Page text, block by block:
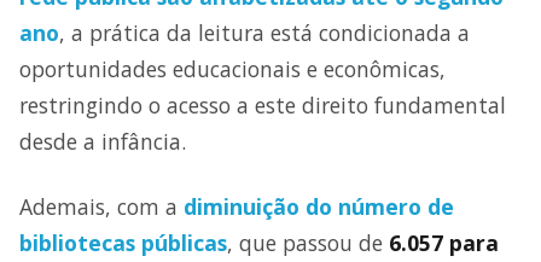
ano, a prática da leitura está condicionada a
oportunidades educacionais e econômicas,
restringindo o acesso a este direito fundamental
desde a infância.
Ademais, com a diminuição do número de
bibliotecas públicas, que passou de 6.057 para